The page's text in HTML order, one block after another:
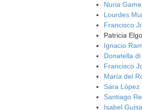
Nuria
Lourdes
Francisco
Patricia
Ignacio
Donatella di
Francisco
María del
Sara López
Santiago
Isabel